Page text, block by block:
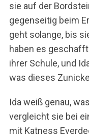
sie auf der
gegenseitig beim
geht solange, bis
haben es
ihrer Schule, und
was dieses
Ida weiß genau,
vergleicht sie bei
mit Katness